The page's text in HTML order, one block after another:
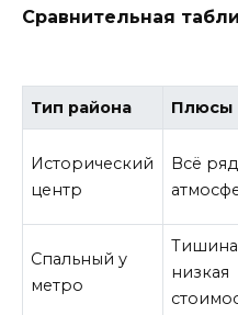
Сравнительная
Тип района Плюсы
Исторический
центр
Всё
Спальный у
метро
низкая